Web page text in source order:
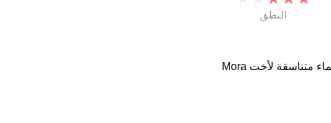
النطق
. اسماء متناسقة لأخت Mora